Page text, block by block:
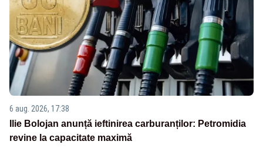
6 aug. 2026, 17:38
Ilie Bolojan anunță ieftinirea carburanților: Petromidia
revine la capacitate maximă